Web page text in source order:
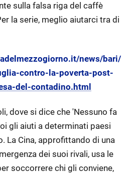
sulla falsa riga del caffè
la serie, meglio aiutarci tra di
news/bari/
contro-la-poverta-post-
del-contadino.html
dove si dice che 'Nessuno fa
gli aiuti a determinati paesi
La Cina, approfittando di una
dei suoi rivali, usa le
soccorrere chi gli conviene,